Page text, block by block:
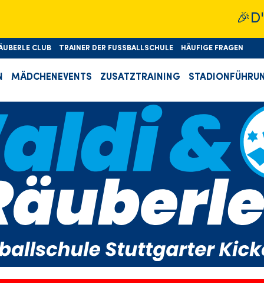
CLUB TRAINER DER FUSSBALLSCHULE HÄUFIGE FRAGEN
MÄDCHENEVENTS ZUSATZTRAINING
🎉D'Schul